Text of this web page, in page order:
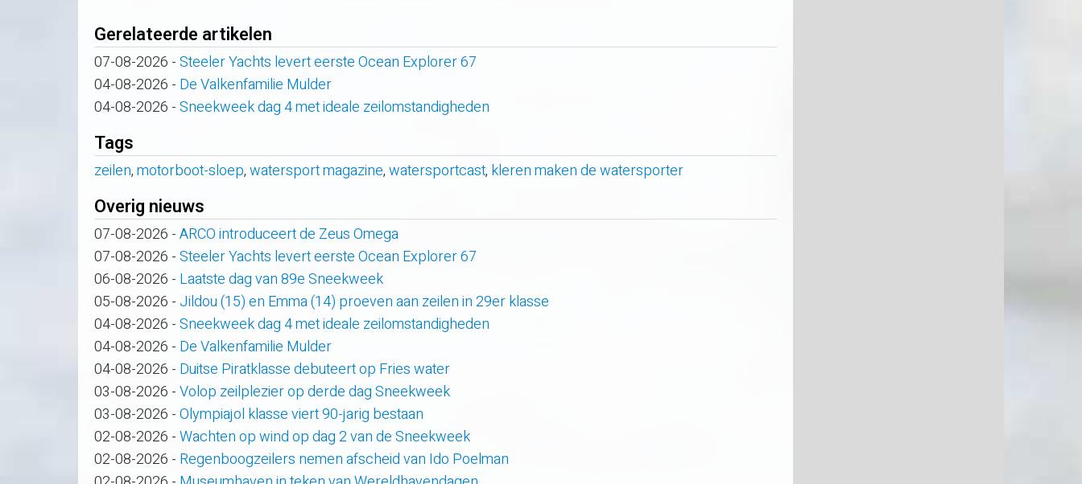
Gerelateerde artikelen
07-08-2026 -Steeler Yachts levert eerste Ocean Explorer 67
04-08-2026 - De Valkenfamilie Mulder
04-08-2026 -Sneekweek dag 4 met ideale zeilomstandigheden
Tags
zeilen,motorboot-sloep,watersport magazine,watersportcast, kleren maken de watersporter
Overig nieuws
07-08-2026 -ARCO introduceert de Zeus Omega
07-08-2026 -Steeler Yachts levert eerste Ocean Explorer 67
06-08-2026 - Laatste dag van 89e Sneekweek
05-08-2026 -Jildou (15) en Emma (14) proeven aan zeilen in 29er klasse
04-08-2026 -Sneekweek dag 4 met ideale zeilomstandigheden
04-08-2026 - De Valkenfamilie Mulder
04-08-2026 - Duitse Piratklasse debuteert op Fries water
03-08-2026 -Volop zeilplezier op derde dag Sneekweek
03-08-2026 -Olympiajol klasse viert 90-jarig bestaan
02-08-2026 -Wachten op wind op dag 2 van de Sneekweek
02-08-2026 - Regenboogzeilers nemen afscheid van Ido Poelman